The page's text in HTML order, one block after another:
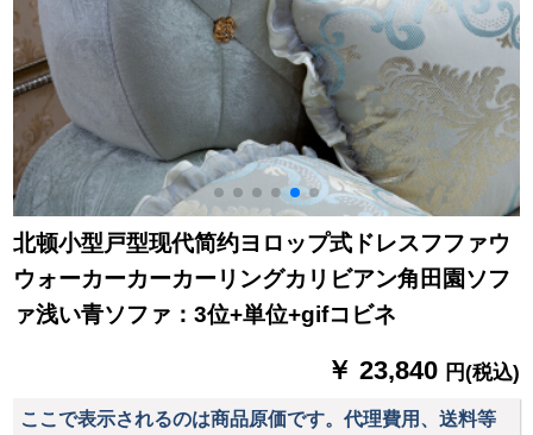
北顿小型戸型现代简约ヨロップ式ドレスフファウ
ウォーカーカーカーリングカリビアン角田園ソフ
ァ浅い青ソファ：3位+単位+gifコビネ
￥ 23,840 円(税込)
ここで表示されるのは商品原価です。代理費用、送料等